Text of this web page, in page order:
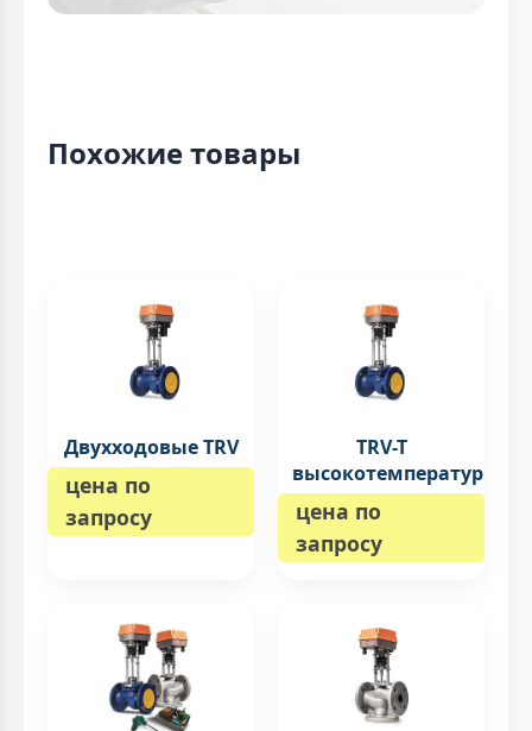
Похожие товары
Двухходовые TRV
цена по
запросу
TRV-T
высокотемпературные
цена по
запросу